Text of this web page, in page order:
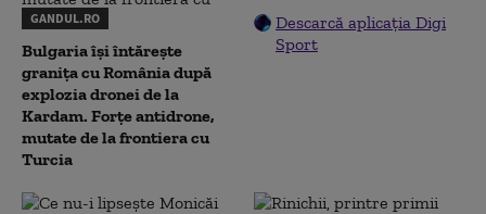
GANDUL.RO
Bulgaria își întărește
granița cu România după
explozia dronei de la
Kardam. Forțe antidrone,
mutate de la frontiera cu
Turcia
Descarcă aplicația Digi
Sport